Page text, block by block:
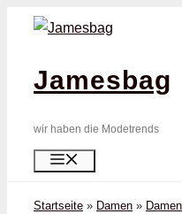
Zum
springenJamesbag
wir haben die Modetrends
Startseite » Damen »